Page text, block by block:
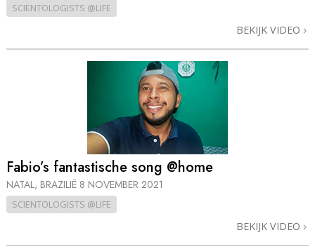
SCIENTOLOGISTS @LIFE
BEKIJK VIDEO
Fabio’s fantastische song @home
NATAL, BRAZILIË 8 NOVEMBER 2021
SCIENTOLOGISTS @LIFE
BEKIJK VIDEO